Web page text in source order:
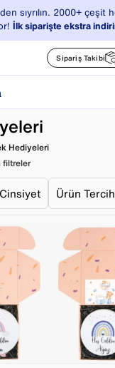
sıyrılın. 2000+ çeşit
İlk siparişte ekstra
Sipariş Takibi
Hediyeleri
filtreler
Cinsiyet Ürün